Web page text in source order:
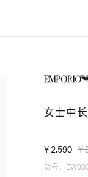
女士中
¥ 2,590 ¥
货号：